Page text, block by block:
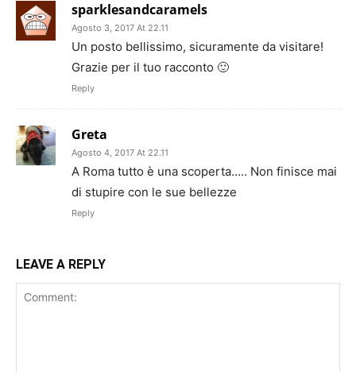
sparklesandcaramels
Agosto 3, 2017 At 22.11
Un posto bellissimo, sicuramente da visitare!
Grazie per il tuo racconto 🙂
Reply
Greta
Agosto 4, 2017 At 22.11
A Roma tutto è una scoperta….. Non finisce mai
di stupire con le sue bellezze
Reply
LEAVE A REPLY